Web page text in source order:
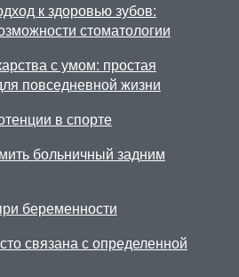
к здоровью зубов:
стоматологии
с умом: простая
повседневной жизни
в спорте
больничный задним
беременности
связана с определенной